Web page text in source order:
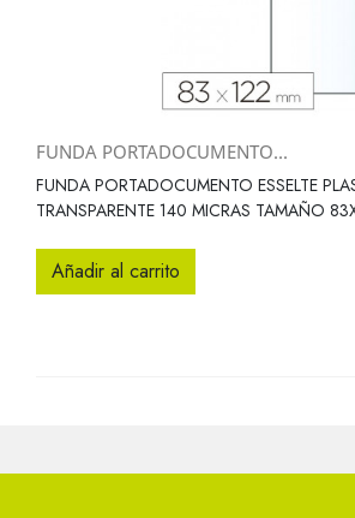
FUNDA PORTADOCUMENTO...
FUNDA PORTADOCUMENTO ESSELTE
TRANSPARENTE 140 MICRAS TAMAÑO
Añadir al carrito